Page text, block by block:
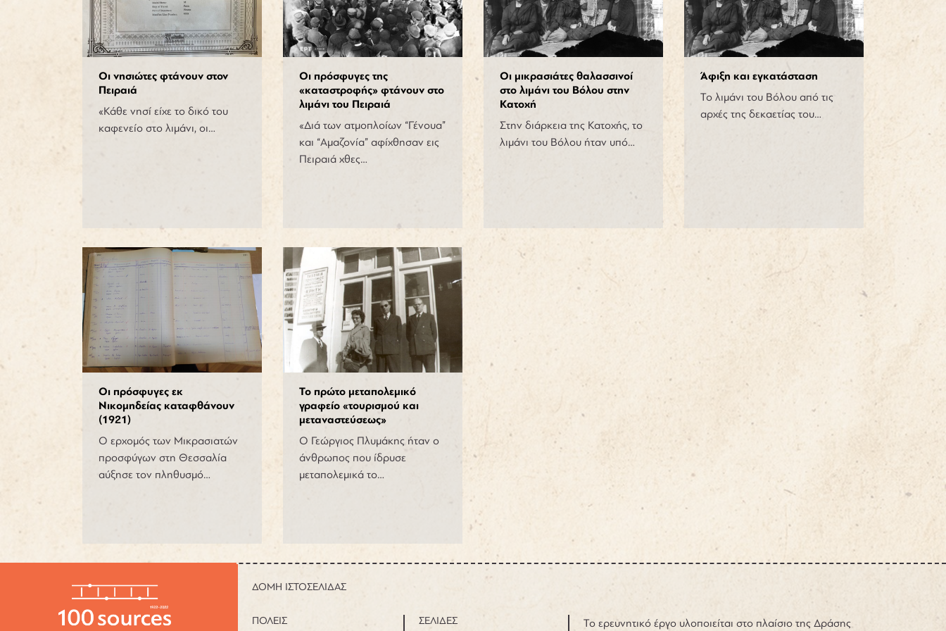
Οι νησιώτες φτάνουν στον
Πειραιά
«Κάθε νησί είχε το δικό του
καφενείο στο λιμάνι, οι…
Οι πρόσφυγες της
«καταστροφής» φτάνουν στο
λιμάνι του Πειραιά
«Διά των ατμοπλοίων “Γένουα”
και “Αμαζονία” αφίχθησαν εις
Πειραιά χθες…
Οι μικρασιάτες θαλασσινοί
στο λιμάνι του Βόλου στην
Κατοχή
Στην διάρκεια της Κατοχής, το
λιμάνι του Βόλου ήταν υπό…
Άφιξη και εγκατάσταση
Το λιμάνι του Βόλου από τις
αρχές της δεκαετίας του…
Οι πρόσφυγες εκ
Νικομηδείας καταφθάνουν
(1921)
Ο ερχομός των Μικρασιατών
προσφύγων στη Θεσσαλία
αύξησε τον πληθυσμό…
Το πρώτο μεταπολεμικό
γραφείο «τουρισμού και
μεταναστεύσεως»
Ο Γεώργιος Πλυμάκης ήταν ο
άνθρωπος που ίδρυσε
μεταπολεμικά το…
ΔΟΜΗ ΙΣΤΟΣΕΛΙΔΑΣ
ΠΟΛΕΙΣ ΣΕΛΙΔΕΣ Το ερευνητικό έργο υλοποιείται στο πλαίσιο της Δράσης